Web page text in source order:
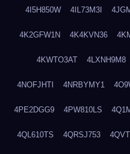
4I5H850W 4IL73M3I
4K2GFW1N 4K4KVN36
4KWTO3AT 4LXNH9M8
4NOFJHTI 4NRBYMY1
4PE2DGG9 4PW810LS
4QL610TS 4QRSJ753